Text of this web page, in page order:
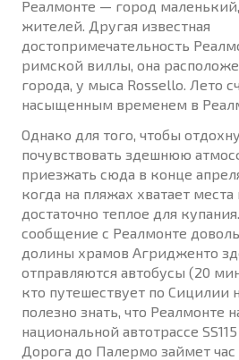
Реалмонте — город
жителей. Другая известная
достопримечательность
римской виллы, она
города, у мыса Rossello. Лето
насыщенным временем в
Однако для того, чтобы
почувствовать здешнюю
приезжать сюда в конце
когда на пляжах хватает
достаточно теплое для
сообщение с Реалмонте
долины храмов Агридженто
отправляются автобусы (20
кто путешествует по Сицилии
полезно знать, что Реалмонте
национальной автотрассе
Дорога до Палермо займет час